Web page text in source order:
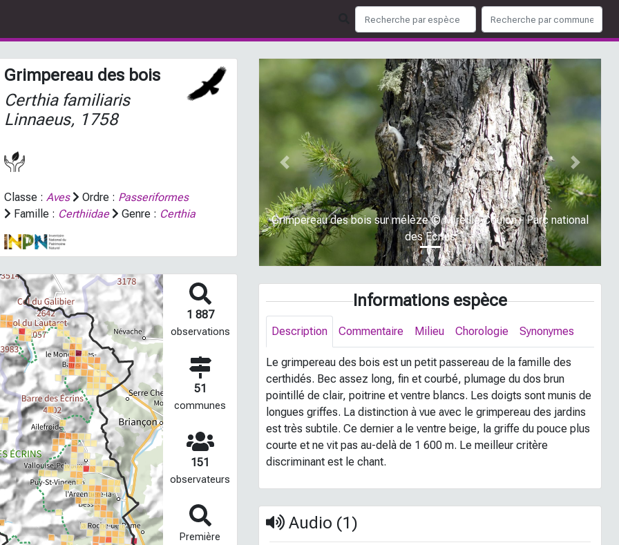
Grimpereau des bois
Certhia familiaris
Linnaeus, 1758
Classe : Aves Ordre : Passeriformes
Famille : Certhiidae Genre : Certhia
1 887
observations
51
communes
151
observateurs
Première
Grimpereau des bois sur mélèze © Mireille Coulon - Parc national
des Ecrins
Previous Next
Informations espèce
Description Commentaire Milieu Chorologie Synonymes
Le grimpereau des bois est un petit passereau de la famille des
certhidés. Bec assez long, fin et courbé, plumage du dos brun
pointillé de clair, poitrine et ventre blancs. Les doigts sont munis de
longues griffes. La distinction à vue avec le grimpereau des jardins
est très subtile. Ce dernier a le ventre beige, la griffe du pouce plus
courte et ne vit pas au-delà de 1 600 m. Le meilleur critère
discriminant est le chant.
Audio (1)